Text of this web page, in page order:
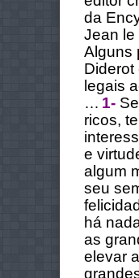
da
Jean le
Alguns
Diderot
legais
… 1-
ricos,
e
algum
seu
há
as
elevar